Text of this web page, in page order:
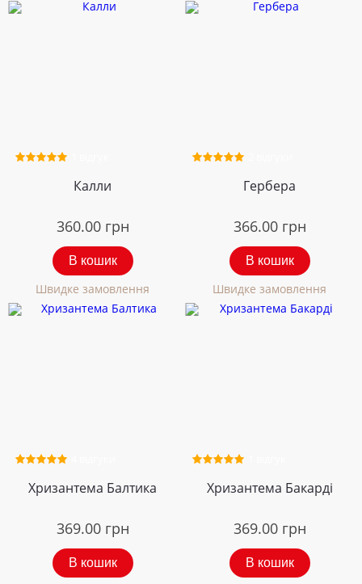
Калли
360.00 грн
В кошик
Швидке замовлення
Гербера
366.00 грн
В кошик
Швидке замовлення
Хризантема Балтика
369.00 грн
В кошик
Хризантема Бакарді
369.00 грн
В кошик